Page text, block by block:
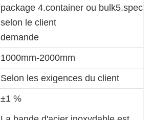
package 4.container ou bulk5.special
selon le client
demande
1000mm-2000mm
Selon les exigences du client
±1 %